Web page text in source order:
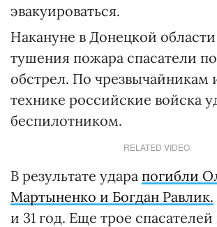
эвакуироваться.
Накануне в Донецкой
тушения пожара спасатели
обстрел. По чрезвычайникам
технике российские войска
беспилотником.
RELATED VIDEO
В результате удара погибли
Мартыненко и Богдан Равлик.
и 31 год. Еще трое